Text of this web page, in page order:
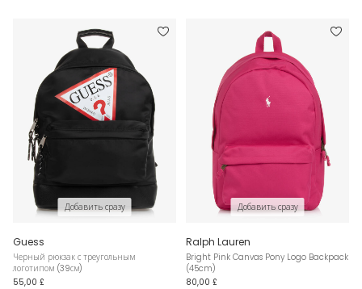
Добавить сразу
Guess
Черный рюкзак с треугольным
логотипом (39см)
55,00 £
Добавить сразу
Ralph Lauren
Bright Pink Canvas Pony Logo Backpack
(45cm)
80,00 £